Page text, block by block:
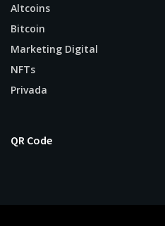
Altcoins
Bitcoin
Marketing Digital
NFTs
Privada
QR Code